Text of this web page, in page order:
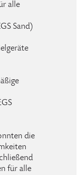
alle
Sand)
die
für alle